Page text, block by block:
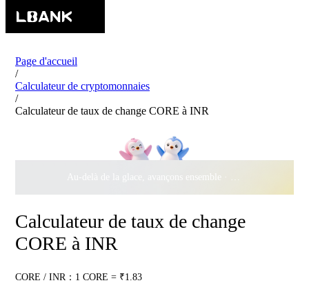
Page d'accueil
/
Calculateur de cryptomonnaies
/
Calculateur de taux de change CORE à INR
Au-delà de la glace, avançons ensemble ·
500 000 $
Calculateur de taux de change
CORE à INR
CORE / INR：1 CORE = ₹1.83